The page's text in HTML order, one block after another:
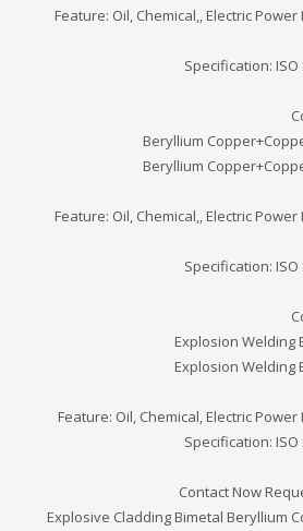
Feature: Oil, Chemical,, Electric
Specification:
Beryllium
Beryllium
Feature: Oil, Chemical,, Electric
Specification:
Explosion Welding
Explosion Welding
Feature: Oil, Chemical, Electric
Specification:
Contact Now
Explosive Cladding Bimetal Beryllium